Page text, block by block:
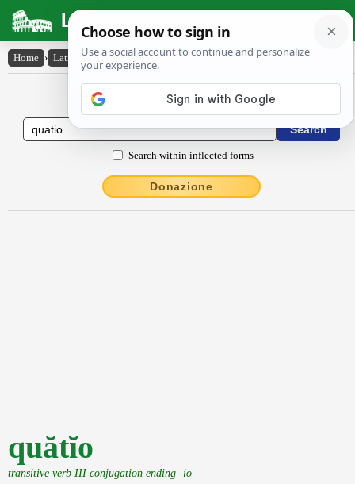
Latin Dictionary
Home › Latin-English › quătĭo
Latin to English Dictionary
Search within inflected forms
Donazione
quătĭo
transitive verb III conjugation ending -io